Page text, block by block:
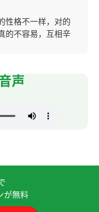
性格不一样，对的
的不容易，互相辛
节课。
Kaka老师是第一
声
が無料